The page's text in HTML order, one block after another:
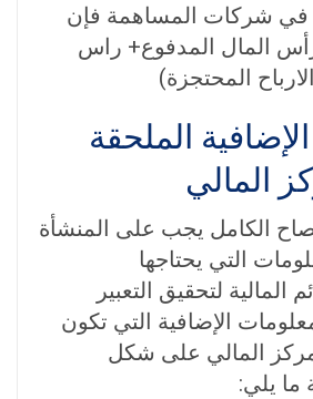
في شركات المساهمة فإن
المال المدفوع+ راس
المحتجزة)
الملحقة
المالي
الكامل يجب على المنشأة
التي يحتاجها
لتحقيق التعبير
الإضافية التي تكون
المالي على شكل
ما يلي: